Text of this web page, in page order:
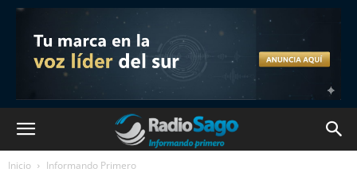
Inicio Informando Primero